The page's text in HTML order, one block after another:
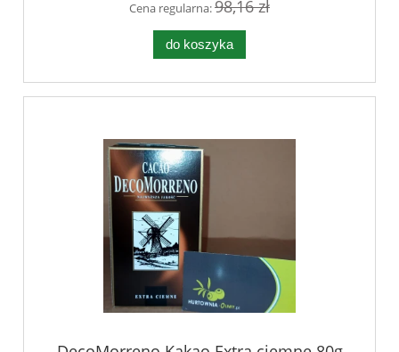
Cena regularna:98,16 zł
do koszyka